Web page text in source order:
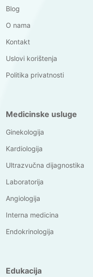
Blog
O nama
Kontakt
Uslovi korištenja
Politika privatnosti
Medicinske usluge
Ginekologija
Kardiologija
Ultrazvučna dijagnostika
Laboratorija
Angiologija
Interna medicina
Endokrinologija
Edukacija